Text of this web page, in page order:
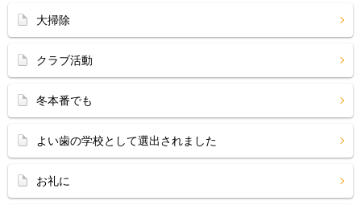
大掃除
クラブ活動
冬本番でも
よい歯の学校として選出されました
お礼に